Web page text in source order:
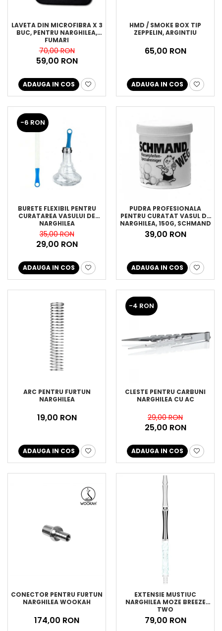
LAVETA DIN MICROFIBRA X 3
BUC, PENTRU NARGHILEA,
FUMARI
70,00 RON
59,00 RON
ADAUGA IN COS
HMD / SMOKE BOX TIP
ZEPPELIN, ARGINTIU
65,00 RON
ADAUGA IN COS
-6 RON
BURETE FLEXIBIL PENTRU
CURATAREA VASULUI DE
NARGHILEA
35,00 RON
29,00 RON
ADAUGA IN COS
PUDRA PROFESIONALA
PENTRU CURATAT VASUL DE
NARGHILEA, 150G, SCHMAND
WEG
39,00 RON
ADAUGA IN COS
ARC PENTRU FURTUN
NARGHILEA
19,00 RON
ADAUGA IN COS
-4 RON
CLESTE PENTRU CARBUNI
NARGHILEA CU AC
29,00 RON
25,00 RON
ADAUGA IN COS
CONECTOR PENTRU FURTUN
NARGHILEA WOOKAH
174,00 RON
EXTENSIE MUSTIUC
NARGHILEA MOZE BREEZE
TWO
79,00 RON